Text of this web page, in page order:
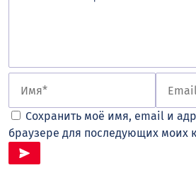
Сохранить моё имя, email и
браузере для последующих моих